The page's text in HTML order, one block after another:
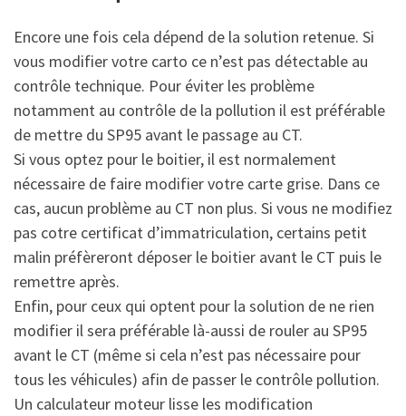
Encore une fois cela dépend de la solution retenue. Si
vous modifier votre carto ce n’est pas détectable au
contrôle technique. Pour éviter les problème
notamment au contrôle de la pollution il est préférable
de mettre du SP95 avant le passage au CT.
Si vous optez pour le boitier, il est normalement
nécessaire de faire modifier votre carte grise. Dans ce
cas, aucun problème au CT non plus. Si vous ne modifiez
pas cotre certificat d’immatriculation, certains petit
malin préfèreront déposer le boitier avant le CT puis le
remettre après.
Enfin, pour ceux qui optent pour la solution de ne rien
modifier il sera préférable là-aussi de rouler au SP95
avant le CT (même si cela n’est pas nécessaire pour
tous les véhicules) afin de passer le contrôle pollution.
Un calculateur moteur lisse les modification